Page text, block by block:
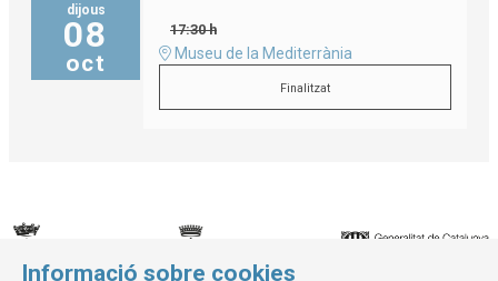
dijous
08
oct
17:30 h
Museu de la Mediterrània
Finalitzat
Informació sobre cookies